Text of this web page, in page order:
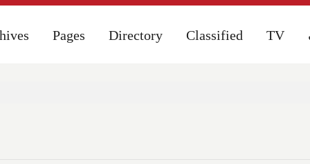
Pages Directory Classified TV
Pages Directory Classified TV